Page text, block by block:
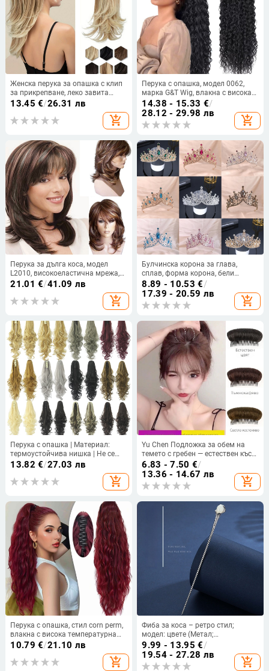
Женска перука за опашка с клип
за прикрепване, леко завита
опашка, термоустойчива тел
13.45 €/26.31 лв
add_shopping_cart
Перука с опашка, модел 0062,
марка G&T Wig, влакна с висока
температура, механизъм на
изработка
14.38 - 15.33 €/
28.12 - 29.98 лв
add_shopping_cart
Перука за дълга коса, модел
L2010, високоеластична мрежа,
високотемпературна нишка,
наклонени челки, екзотичен стил
21.01 €/41.09 лв
add_shopping_cart
Булчинска корона за глава,
сплав, форма корона, бели
кристали, електроплатиране,
женски стил
8.89 - 10.53 €/
17.39 - 20.59 лв
add_shopping_cart
Перука с опашка | Материал:
термоустойчива нишка | Не се
боядисва с горещи багрила |
Възможно частно етикетиране
13.82 €/27.03 лв
add_shopping_cart
Yu Chen Подложка за обем на
темето с гребен — естествен къс
стил перука, термоустойчива
жица
6.83 - 7.50 €/
13.36 - 14.67 лв
add_shopping_cart
Перука с опашка, стил corn perm,
влакна с висока температурна
устойчивост, модел 7030, Bai
10.79 €/21.10 лв
add_shopping_cart
Фиба за коса – ретро стил;
модел: цвете (Метал;
електропокритие)
9.99 - 13.95 €/
19.54 - 27.28 лв
add_shopping_cart